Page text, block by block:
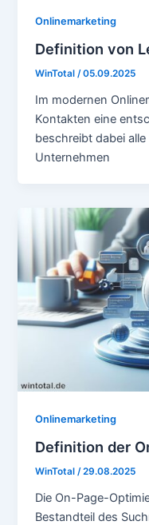
Onlinemarketing
Definition von
WinTotal /05.09.2025
Im modernen
Kontakten eine
beschreibt dabei
Unternehmen
Onlinemarketing
Definition der
WinTotal /29.08.2025
Die On-Page-
Bestandteil des